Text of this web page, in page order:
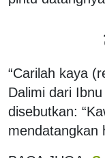
“Carilah kaya
Dalimi dari
disebutkan:
mendatangkan